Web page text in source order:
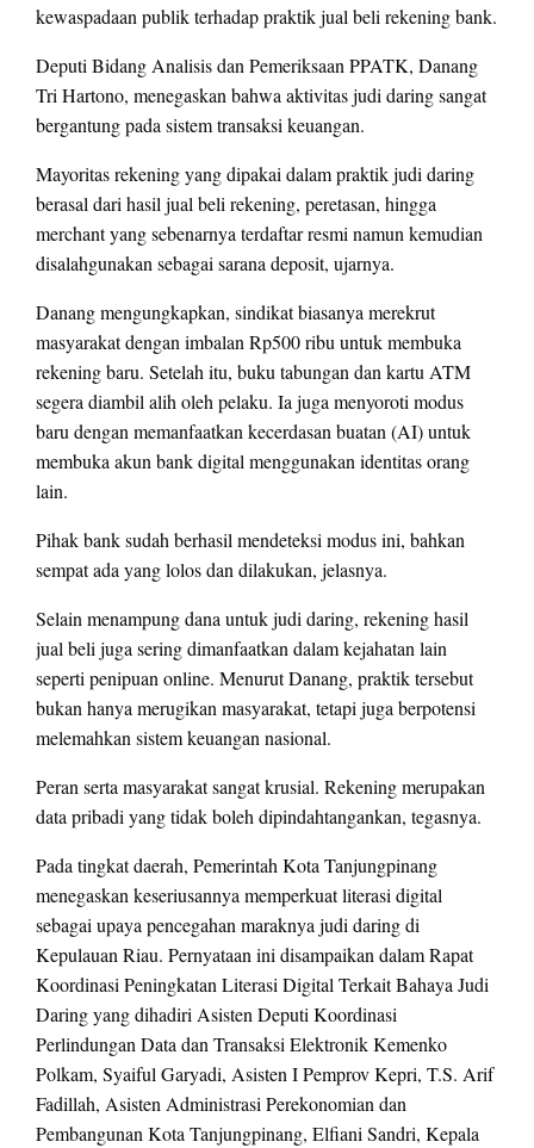
kewaspadaan publik terhadap praktik jual beli rekening bank.
Deputi Bidang Analisis dan Pemeriksaan PPATK, Danang
Tri Hartono, menegaskan bahwa aktivitas judi daring sangat
bergantung pada sistem transaksi keuangan.
Mayoritas rekening yang dipakai dalam praktik judi daring
berasal dari hasil jual beli rekening, peretasan, hingga
merchant yang sebenarnya terdaftar resmi namun kemudian
disalahgunakan sebagai sarana deposit, ujarnya.
Danang mengungkapkan, sindikat biasanya merekrut
masyarakat dengan imbalan Rp500 ribu untuk membuka
rekening baru. Setelah itu, buku tabungan dan kartu ATM
segera diambil alih oleh pelaku. Ia juga menyoroti modus
baru dengan memanfaatkan kecerdasan buatan (AI) untuk
membuka akun bank digital menggunakan identitas orang
lain.
Pihak bank sudah berhasil mendeteksi modus ini, bahkan
sempat ada yang lolos dan dilakukan, jelasnya.
Selain menampung dana untuk judi daring, rekening hasil
jual beli juga sering dimanfaatkan dalam kejahatan lain
seperti penipuan online. Menurut Danang, praktik tersebut
bukan hanya merugikan masyarakat, tetapi juga berpotensi
melemahkan sistem keuangan nasional.
Peran serta masyarakat sangat krusial. Rekening merupakan
data pribadi yang tidak boleh dipindahtangankan, tegasnya.
Pada tingkat daerah, Pemerintah Kota Tanjungpinang
menegaskan keseriusannya memperkuat literasi digital
sebagai upaya pencegahan maraknya judi daring di
Kepulauan Riau. Pernyataan ini disampaikan dalam Rapat
Koordinasi Peningkatan Literasi Digital Terkait Bahaya Judi
Daring yang dihadiri Asisten Deputi Koordinasi
Perlindungan Data dan Transaksi Elektronik Kemenko
Polkam, Syaiful Garyadi, Asisten I Pemprov Kepri, T.S. Arif
Fadillah, Asisten Administrasi Perekonomian dan
Pembangunan Kota Tanjungpinang, Elfiani Sandri, Kepala